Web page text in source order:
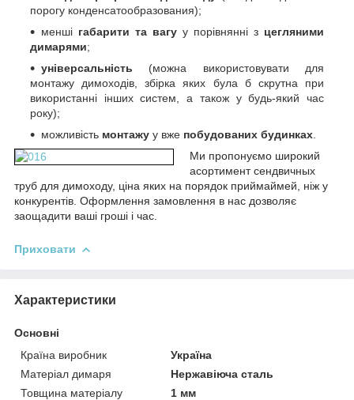
порогу конденсатообразования);
менші габарити та вагу у порівнянні з цегляними
димарями;
універсальність (можна використовувати для
монтажу димоходів, збірка яких була б скрутна при
використанні інших систем, а також у будь-який час
року);
можливість монтажу у вже побудованих будинках
Ми пропонуємо широкий
асортимент сендвичных
труб для димоходу, ціна яких на порядок приймаймей, ніж у
конкурентів. Оформлення замовлення в нас дозволяє
заощадити ваші гроші і час.
Приховати
Характеристики
Основні
Країна виробник
Україна
Матеріал димаря
Нержавіюча сталь
Товщина матеріалу
1 мм